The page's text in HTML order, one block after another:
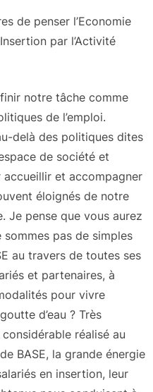
de penser l’Economie
par l’Activité
notre tâche comme
de l’emploi.
delà des politiques dites
de société et
accueillir et accompagner
éloignés de notre
Je pense que vous aurez
pas de simples
au travers de toutes ses
et partenaires, à
pour vivre
d’eau ? Très
réalisé au
BASE, la grande énergie
en insertion, leur